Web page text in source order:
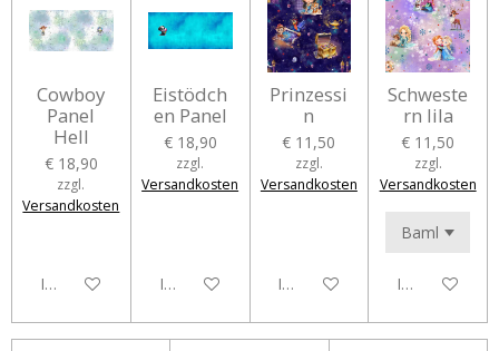
Cowboy
Panel
Hell
€ 18,90
zzgl.
Versandkosten
In den Warenkorb
Eistödch
en Panel
€ 18,90
zzgl.
Versandkosten
In den Warenkorb
Prinzessi
n
€ 11,50
zzgl.
Versandkosten
In den Warenkorb
Schweste
rn lila
€ 11,50
zzgl.
Versandkosten
In den